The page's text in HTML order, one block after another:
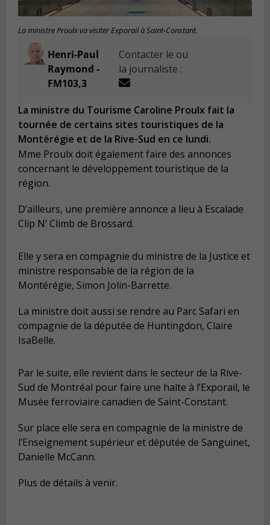
La ministre Proulx va visiter Exporail à Saint-Constant.
Henri-Paul
Raymond -
FM103,3
Contacter le ou
la journaliste :
La ministre du Tourisme Caroline Proulx fait la
tournée de certains sites touristiques de la
Montérégie et de la Rive-Sud en ce lundi.
Mme Proulx doit également faire des annonces
concernant le développement touristique de la
région.
D’ailleurs, une première annonce a lieu à Escalade
Clip N’ Climb de Brossard.
Elle y sera en compagnie du ministre de la Justice et
ministre responsable de la région de la
Montérégie, Simon Jolin-Barrette.
La ministre doit aussi se rendre au Parc Safari en
compagnie de la députée de Huntingdon, Claire
IsaBelle.
Par le suite, elle revient dans le secteur de la Rive-
Sud de Montréal pour faire une halte à l’Exporail, le
Musée ferroviaire canadien de Saint-Constant.
Sur place elle sera en compagnie de la ministre de
l’Enseignement supérieur et députée de Sanguinet,
Danielle McCann.
Plus de détails à venir.